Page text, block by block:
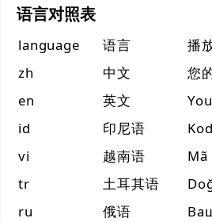
语言对照表
language 语言
播
zh
中文
您
en
英文
id
印尼语
vi
越南语
tr
土耳其语
ru
俄语